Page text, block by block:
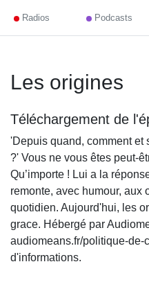
Radios Podcasts
Les origines
Téléchargement de
'Depuis quand, comment et
?' Vous ne vous êtes peut-
Qu’importe ! Lui a la
remonte, avec humour, aux
quotidien. Aujourd'hui, les
grace. Hébergé par
audiomeans.fr/politique-
d'informations.